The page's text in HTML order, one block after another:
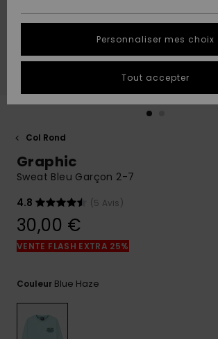
A
Découvrir
A
Découvrir
AIDE &
CONTACT
Démarrez
pour obtenir
Démarrer
conversation
aux
COLLECTION
CARTE
CADEAU
LISTE DE
SOUHAITS
Col Rond
Graphic
Sweat Bleu Garçon 2-7
4.8
(5 Avis)
30,00 €
VENTE FLASH EXTRA 25%
Couleur Blue Haze
Personnaliser mes choix
Tout accepter